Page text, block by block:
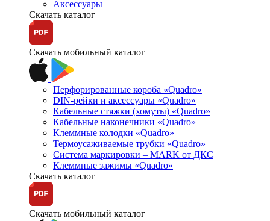
Аксессуары
Скачать каталог
Скачать мобильный каталог
Перфорированные короба «Quadro»
DIN-рейки и аксессуары «Quadro»
Кабельные стяжки (хомуты) «Quadro»
Кабельные наконечники «Quadro»
Клеммные колодки «Quadro»
Термоусаживаемые трубки «Quadro»
Система маркировки – MARK от ДКС
Клеммные зажимы «Quadro»
Скачать каталог
Скачать мобильный каталог